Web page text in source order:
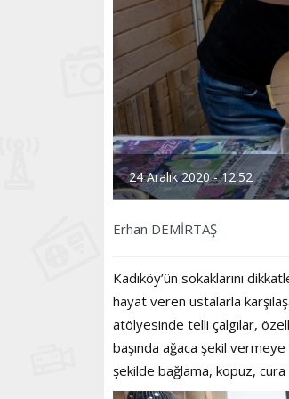
24 Aralık 2020 - 12:52
Erhan DEMİRTAŞ
Kadıköy’ün sokaklarını
hayat veren ustalarla
atölyesinde telli çalgılar,
başında ağaca şekil
şekilde bağlama, kopuz, cura